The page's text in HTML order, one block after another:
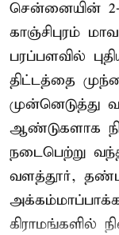
சென்னையின் 2-
காஞ்சிபுரம்
பரப்பளவில்
திட்டத்தை
முன்னெடுத்து
ஆண்டுகளாக
நடைபெற்று
வளத்தூர்,
கிராமங்களில்